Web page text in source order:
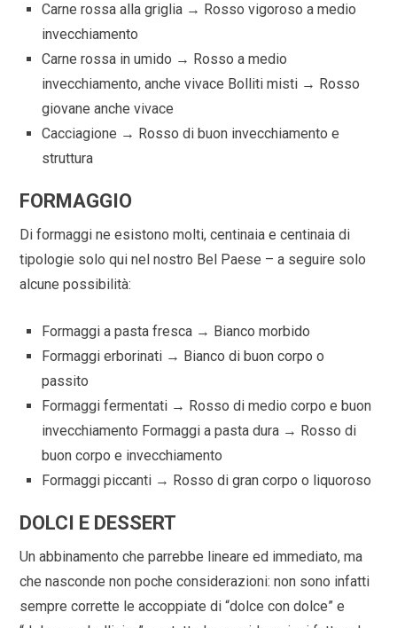
Carne rossa alla griglia → Rosso vigoroso a medio
invecchiamento
Carne rossa in umido → Rosso a medio
invecchiamento, anche vivace Bolliti misti → Rosso
giovane anche vivace
Cacciagione → Rosso di buon invecchiamento e
struttura
FORMAGGIO
Di formaggi ne esistono molti, centinaia e centinaia di
tipologie solo qui nel nostro Bel Paese – a seguire solo
alcune possibilità:
Formaggi a pasta fresca → Bianco morbido
Formaggi erborinati → Bianco di buon corpo o
passito
Formaggi fermentati → Rosso di medio corpo e buon
invecchiamento Formaggi a pasta dura → Rosso di
buon corpo e invecchiamento
Formaggi piccanti → Rosso di gran corpo o liquoroso
DOLCI E DESSERT
Un abbinamento che parrebbe lineare ed immediato, ma
che nasconde non poche considerazioni: non sono infatti
sempre corrette le accoppiate di “dolce con dolce” e